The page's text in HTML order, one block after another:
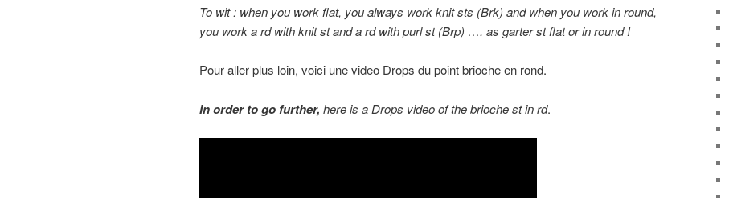
To wit : when you work flat, you always work knit sts (Brk) and when you work in round,
you work a rd with knit st and a rd with purl st (Brp) …. as garter st flat or in round !
Pour aller plus loin, voici une video Drops du point brioche en rond.
In orderto go further, here is a Drops video of the brioche st in rd.